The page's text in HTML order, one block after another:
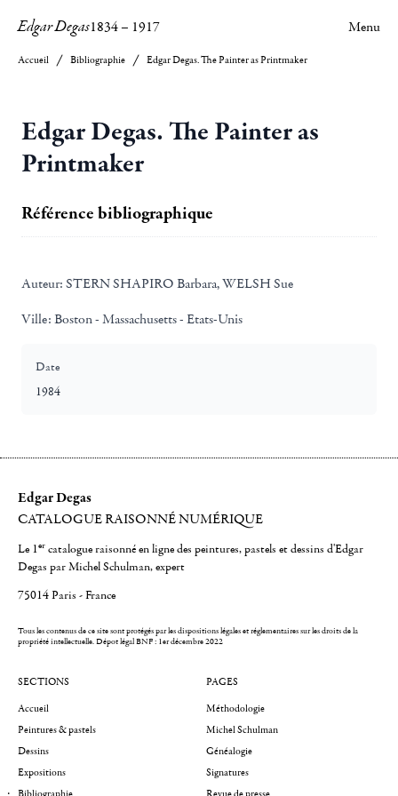
Edgar Degas1834– 1917 Menu
Accueil Bibliographie Edgar Degas. The Painter as Printmaker
Edgar Degas. The Painter as
Printmaker
Référence bibliographique
Auteur: STERN SHAPIRO Barbara, WELSH Sue
Ville: Boston - Massachusetts - Etats-Unis
Date
1984
Edgar Degas
CATALOGUE RAISONNÉ NUMÉRIQUE
Le 1er catalogue raisonné en ligne des peintures, pastels et dessins d'Edgar
Degas par Michel Schulman, expert
75014 Paris - France
Tous les contenus de ce site sont protégés par les dispositions légales et réglementaires sur les droits de la
propriété intellectuelle.Dépot légal BNF : 1er décembre 2022
SECTIONS
Accueil
Peintures & pastels
Dessins
Expositions
PAGES
Méthodologie
Michel Schulman
Généalogie
Signatures